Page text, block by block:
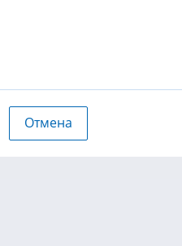
Отмена